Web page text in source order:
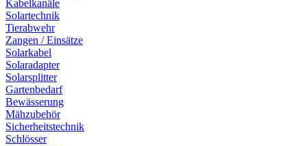
Kabelkanäle
Solartechnik
Tierabwehr
Zangen / Einsätze
Solarkabel
Solaradapter
Solarsplitter
Gartenbedarf
Bewässerung
Mähzubehör
Sicherheitstechnik
Schlösser